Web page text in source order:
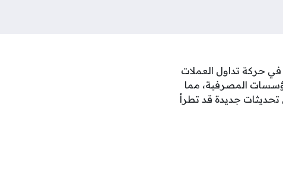
بحالة من الهدوء الملحوظ في حركة تداول العملات
المصرفية، مما
جديدة قد تطرأ